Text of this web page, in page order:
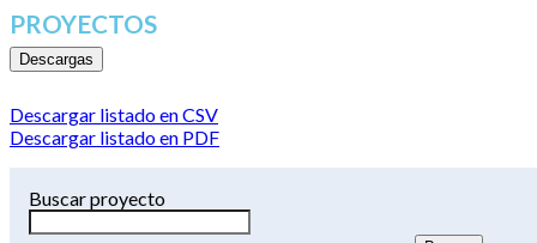
PROYECTOS
Descargas
Descargar listado en CSV
Descargar listado en PDF
Buscar proyecto